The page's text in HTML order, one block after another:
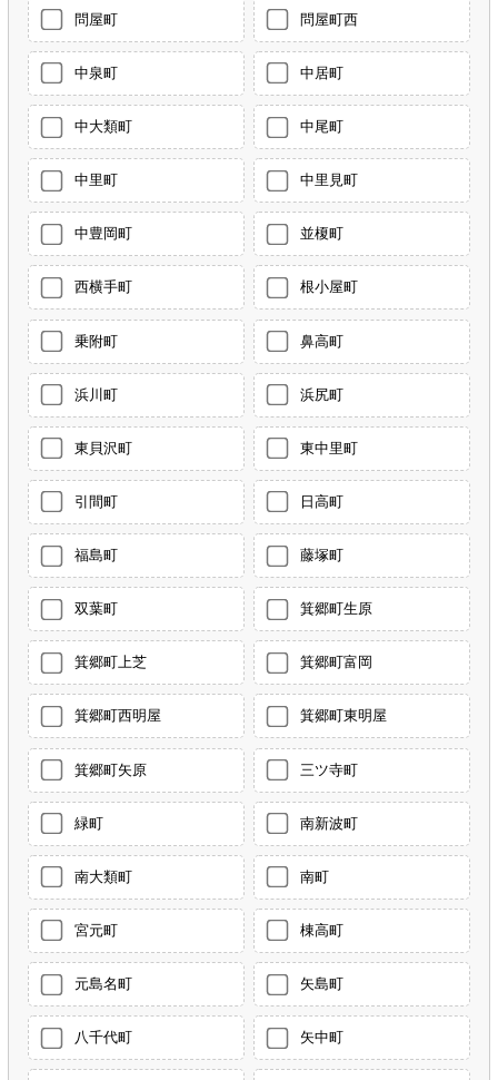
問屋町 問屋町西
中泉町 中居町
中大類町 中尾町
中里町 中里見町
中豊岡町 並榎町
西横手町 根小屋町
乗附町 鼻高町
浜川町 浜尻町
東貝沢町 東中里町
引間町 日高町
福島町 藤塚町
双葉町 箕郷町生原
箕郷町上芝 箕郷町富岡
箕郷町西明屋 箕郷町東明屋
箕郷町矢原 三ツ寺町
緑町 南新波町
南大類町 南町
宮元町 棟高町
元島名町 矢島町
八千代町 矢中町